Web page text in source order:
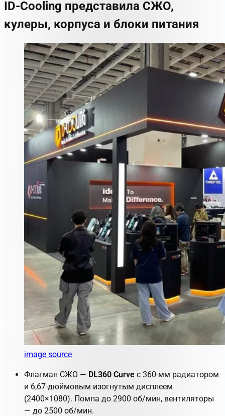
ID-Cooling представила СЖО,
кулеры, корпуса и блоки питания
image source
Флагман СЖО — DL360 Curve с 360-мм радиатором
и 6,67-дюймовым изогнутым дисплеем
(2400×1080). Помпа до 2900 об/мин, вентиляторы
— до 2500 об/мин.